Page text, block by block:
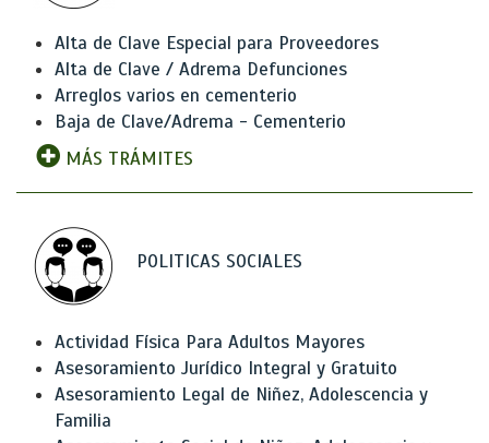
Alta de Clave Especial para Proveedores
Alta de Clave / Adrema Defunciones
Arreglos varios en cementerio
Baja de Clave/Adrema - Cementerio
MÁS TRÁMITES
POLITICAS SOCIALES
Actividad Física Para Adultos Mayores
Asesoramiento Jurídico Integral y Gratuito
Asesoramiento Legal de Niñez, Adolescencia y
Familia